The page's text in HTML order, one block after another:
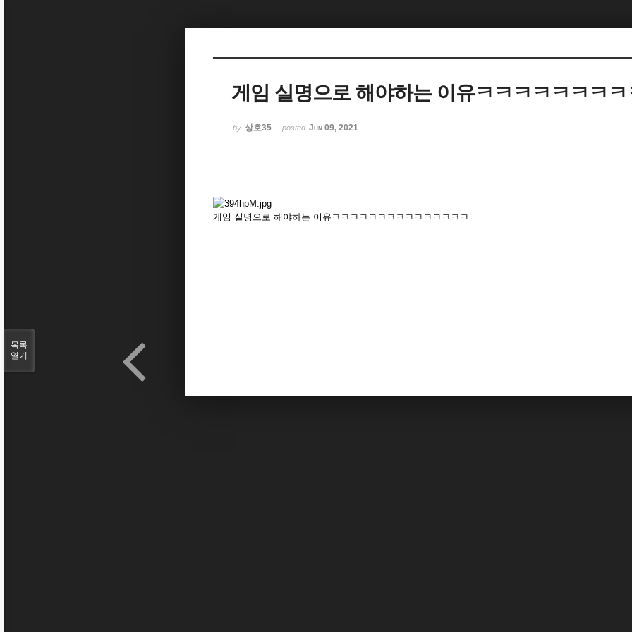
게임 실명으로 해야하는 이유ㅋㅋㅋㅋㅋㅋㅋ
by 상호35 posted Jun 09, 2021
게임 실명으로 해야하는 이유ㅋㅋㅋㅋㅋㅋㅋㅋㅋㅋㅋㅋㅋㅋㅋ
목록
열기
Sketchbook5, 스케치북5
Sketchbook5, 스케치북5